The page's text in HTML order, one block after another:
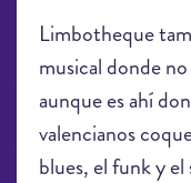
Limbotheque
musical donde
aunque es ahí
valencianos
blues, el funk y